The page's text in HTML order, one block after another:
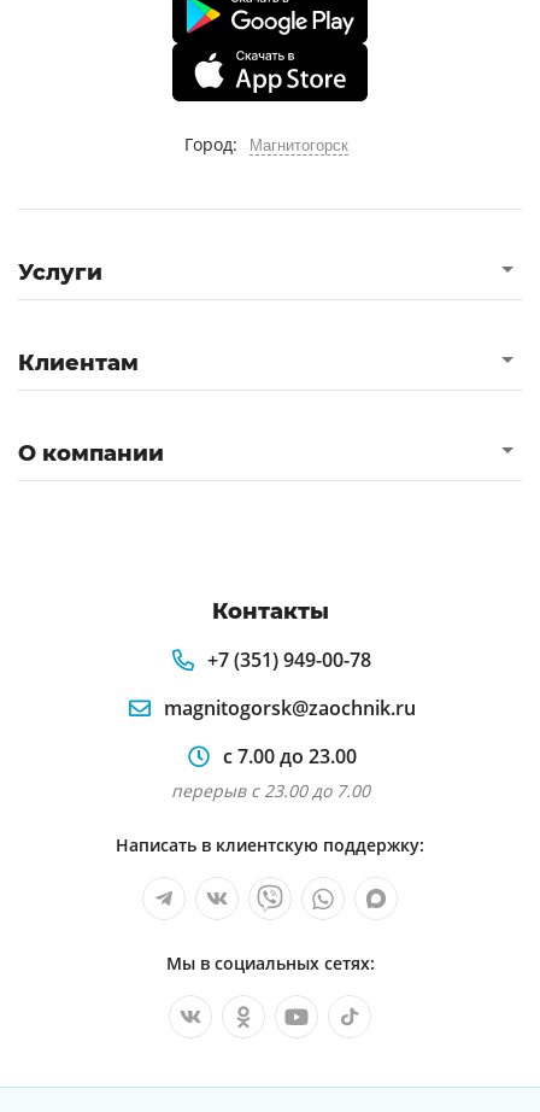
Город: Магнитогорск
Услуги
Клиентам
О компании
Контакты
+7 (351) 949-00-78
magnitogorsk@zaochnik.ru
с 7.00 до 23.00
перерыв с 23.00 до 7.00
Написать в клиентскую поддержку:
Мы в социальных сетях: